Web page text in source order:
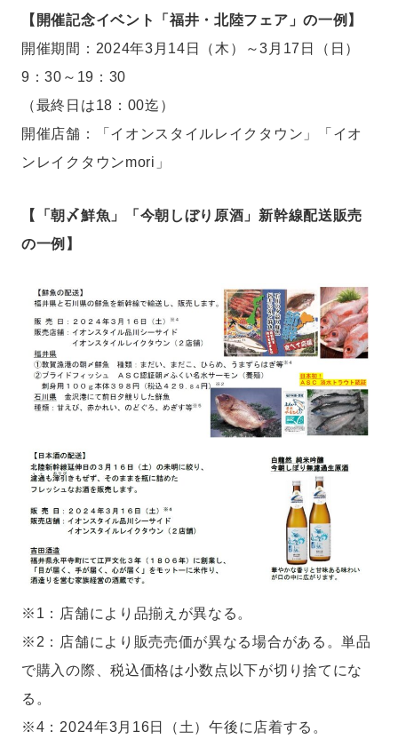
【開催記念イベント「福井・北陸フェア」の一例】
開催期間：2024年3月14日（木）～3月17日（日）
9：30～19：30
（最終日は18：00迄）
開催店舗：「イオンスタイルレイクタウン」「イオ
ンレイクタウンmori」
【「朝〆鮮魚」「今朝しぼり原酒」新幹線配送販売
の一例】
※1：店舗により品揃えが異なる。
※2：店舗により販売売価が異なる場合がある。単品
で購入の際、税込価格は小数点以下が切り捨てにな
る。
※4：2024年3月16日（土）午後に店着する。